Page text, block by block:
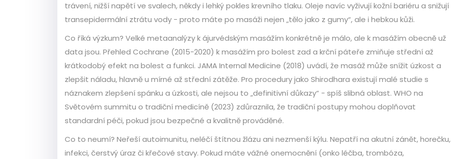
trávení, nižší napětí ve svalech, někdy i lehký pokles krevního tlaku. Oleje navíc vyživují kožní bariéru a snižují
transepidermální ztrátu vody - proto máte po masáži nejen „tělo jako z gumy“, ale i hebkou kůži.
Co říká výzkum? Velké metaanalýzy k ájurvédským masážím konkrétně je málo, ale k masážím obecně už
data jsou. Přehled Cochrane (2015-2020) k masážím pro bolest zad a krční páteře zmiňuje střední až
krátkodobý efekt na bolest a funkci. JAMA Internal Medicine (2018) uvádí, že masáž může snížit úzkost a
zlepšit náladu, hlavně u mírné až střední zátěže. Pro procedury jako Shirodhara existují malé studie s
náznakem zlepšení spánku a úzkosti, ale nejsou to „definitivní důkazy“ - spíš slibná oblast. WHO na
Světovém summitu o tradiční medicíně (2023) zdůraznila, že tradiční postupy mohou doplňovat
standardní péči, pokud jsou bezpečné a kvalitně prováděné.
Co to neumí? Neřeší autoimunitu, neléčí štítnou žlázu ani nezmenší kýlu. Nepatří na akutní zánět, horečku,
infekci, čerstvý úraz či křečové stavy. Pokud máte vážné onemocnění (onko léčba, trombóza,